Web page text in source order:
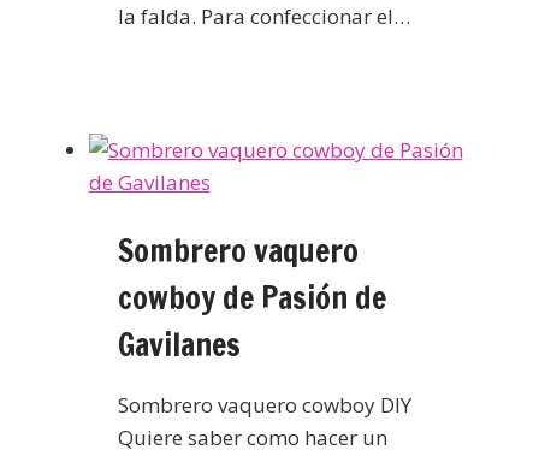
la falda. Para confeccionar el…
Sombrero vaquero
cowboy de Pasión de
Gavilanes
Sombrero vaquero cowboy DIY
Quiere saber como hacer un